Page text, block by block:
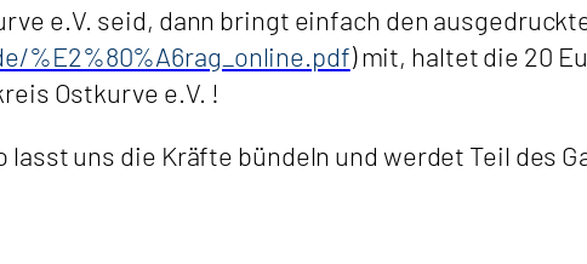
e.V. seid, dann bringt einfach den
%E2%80%A6rag_online.pdf) mit, haltet die 20
Ostkurve e.V. !
uns die Kräfte bündeln und werdet Teil des